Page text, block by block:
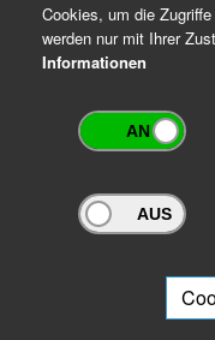
Archivportal
Ihnen beratend zur Seite.
Cookies, um die
werden nur mit Ihrer
Informationen